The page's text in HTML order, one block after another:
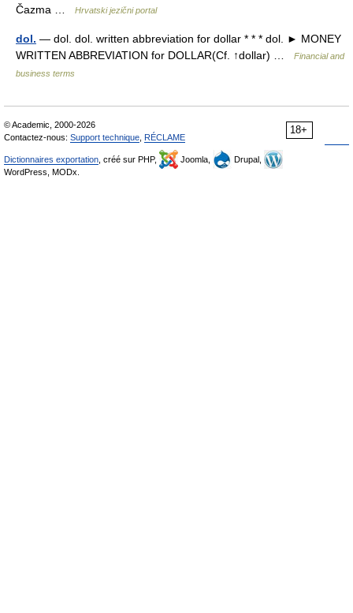
Čazma …
Hrvatski jezični portal
dol. — dol. dol. written abbreviation for dollar * * * dol. ► MONEY
WRITTEN ABBREVIATION for DOLLAR(Cf. ↑dollar) …
Financial and
business terms
18+
© Academic, 2000-2026
Contactez-nous: Support technique RÉCLAME
Dictionnaires exportation , créé sur PHP, Joomla,
Drupal,
WordPress, MODx.